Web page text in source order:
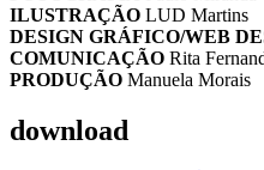
ILUSTRAÇÃO LUD Martins
DESIGN GRÁFICO/WEB
COMUNICAÇÃO Rita
PRODUÇÃO Manuela Morais
download